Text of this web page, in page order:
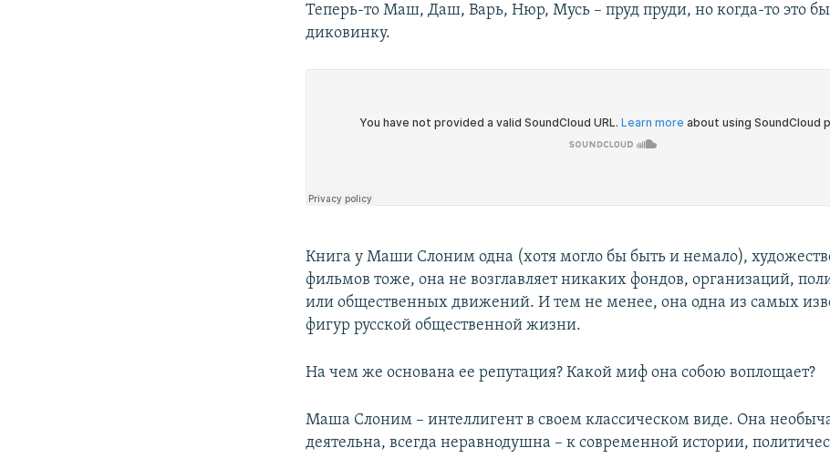
Теперь-то Маш, Даш, Варь, Нюр, Мусь – пруд пруди, но когда-то это
диковинку.
Книга у Маши Слоним одна (хотя могло бы быть и немало),
фильмов тоже, она не возглавляет никаких фондов, организаций,
или общественных движений. И тем не менее, она одна из самых
фигур русской общественной жизни.
На чем же основана ее репутация? Какой миф она собою воплощает?
Маша Слоним – интеллигент в своем классическом виде. Она
деятельна, всегда неравнодушна – к современной истории,